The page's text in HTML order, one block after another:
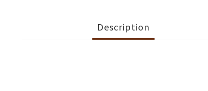
Description